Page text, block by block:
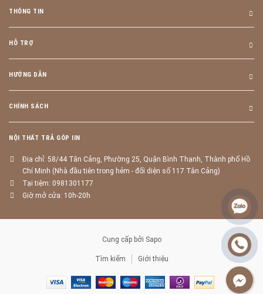
THÔNG TIN
HỖ TRỢ
HƯỚNG DẪN
CHÍNH SÁCH
NỘI THẤT TRẢ GÓP IIN
Địa chỉ: 58/44 Tân Cảng, Phường 25, Quận Bình Thạnh, Thành phố Hồ
Chí Minh (Nhà đầu tiên trong hẻm - đối diện số 117 Tân Cảng)
Tại tiệm: 0981301177
Giờ mở cửa: 10h-20h
Cung cấp bởi Sapo
Tìm kiếm Giới thiệu